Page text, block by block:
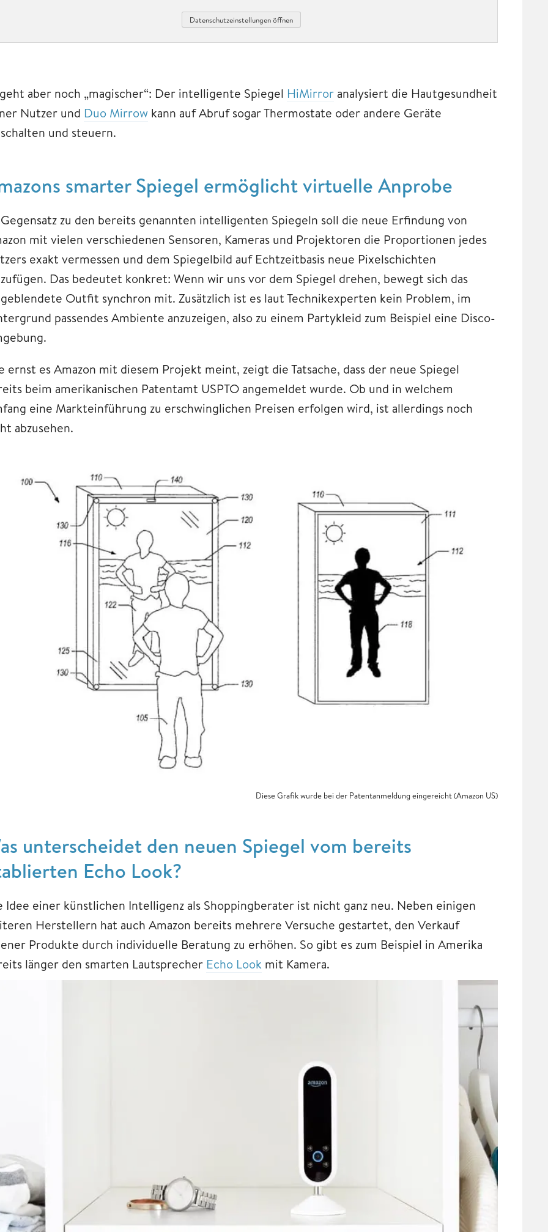
Datenschutzeinstellungen öffnen
aber noch „magischer“: Der intelligente Spiegel HiMirror analysiert die Hautgesundheit
Nutzer und Duo Mirrow kann auf Abruf sogar Thermostate oder andere Geräte
und steuern.
smarter Spiegel ermöglicht virtuelle Anprobe
zu den bereits genannten intelligenten Spiegeln soll die neue Erfindung von
mit vielen verschiedenen Sensoren, Kameras und Projektoren die Proportionen jedes
exakt vermessen und dem Spiegelbild auf Echtzeitbasis neue Pixelschichten
Das bedeutet konkret: Wenn wir uns vor dem Spiegel drehen, bewegt sich das
Outfit synchron mit. Zusätzlich ist es laut Technikexperten kein Problem, im
passendes Ambiente anzuzeigen, also zu einem Partykleid zum Beispiel eine Disco-
ernst es Amazon mit diesem Projekt meint, zeigt die Tatsache, dass der neue Spiegel
beim amerikanischen Patentamt USPTO angemeldet wurde. Ob und in welchem
eine Markteinführung zu erschwinglichen Preisen erfolgen wird, ist allerdings noch
abzusehen.
Diese Grafik wurde bei der Patentanmeldung eingereicht (Amazon US)
unterscheidet den neuen Spiegel vom bereits
Echo Look?
Idee einer künstlichen Intelligenz als Shoppingberater ist nicht ganz neu. Neben einigen
Herstellern hat auch Amazon bereits mehrere Versuche gestartet, den Verkauf
Produkte durch individuelle Beratung zu erhöhen. So gibt es zum Beispiel in Amerika
länger den smarten Lautsprecher Echo Look mit Kamera.